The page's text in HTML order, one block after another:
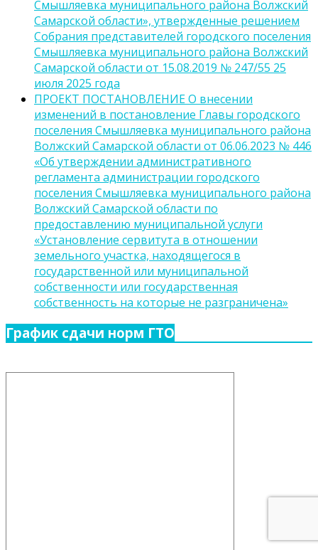
Смышляевка муниципального района Волжский
Самарской области», утвержденные решением
Собрания представителей городского поселения
Смышляевка муниципального района Волжский
Самарской области от 15.08.2019 № 247/55 25
июля 2025 года
ПРОЕКТ ПОСТАНОВЛЕНИЕ О внесении
изменений в постановление Главы городского
поселения Смышляевка муниципального района
Волжский Самарской области от 06.06.2023 № 446
«Об утверждении административного
регламента администрации городского
поселения Смышляевка муниципального района
Волжский Самарской области по
предоставлению муниципальной услуги
«Установление сервитута в отношении
земельного участка, находящегося в
государственной или муниципальной
собственности или государственная
собственность на которые не разграничена»
График сдачи норм ГТО